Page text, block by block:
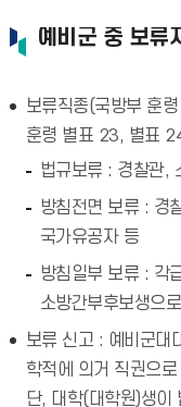
예비군 중 보류
보류직종(국방부 훈
훈령 별표 23, 별표
법규보류 : 경찰관,
방침전면 보류 : 경
국가유공자 등
방침일부 보류 : 각
소방간부후보생으
보류 신고 : 예비군대
학적에 의거 직권으로
단, 대학(대학원)생이